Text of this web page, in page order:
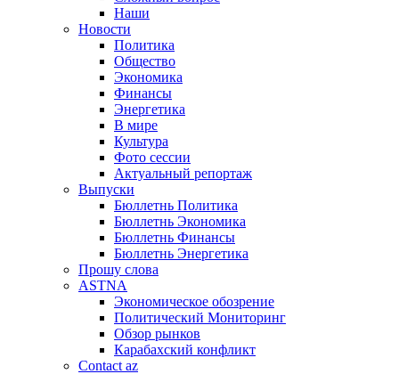
Наши
Новости
Политика
Общество
Экономика
Финансы
Энергетика
В мире
Культура
Фото сессии
Актуальный репортаж
Выпуски
Бюллетнь Политика
Бюллетнь Экономика
Бюллетнь Финансы
Бюллетнь Энергетика
Прошу слова
ASTNA
Экономическое обозрение
Политический Мониторинг
Обзор рынков
Карабахский конфликт
Contact az